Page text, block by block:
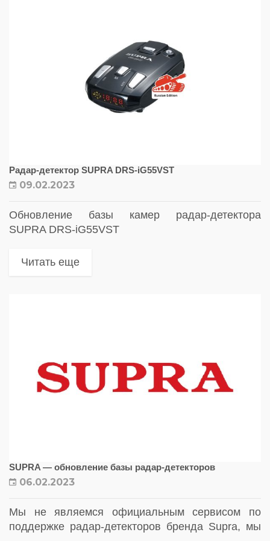
Радар-детектор SUPRA DRS-iG55VST
09.02.2023
Обновление базы камер радар-детектора
SUPRA DRS-iG55VST
Читать еще
SUPRA — обновление базы радар-детекторов
06.02.2023
Мы не являемся официальным сервисом по
поддержке радар-детекторов бренда Supra, мы